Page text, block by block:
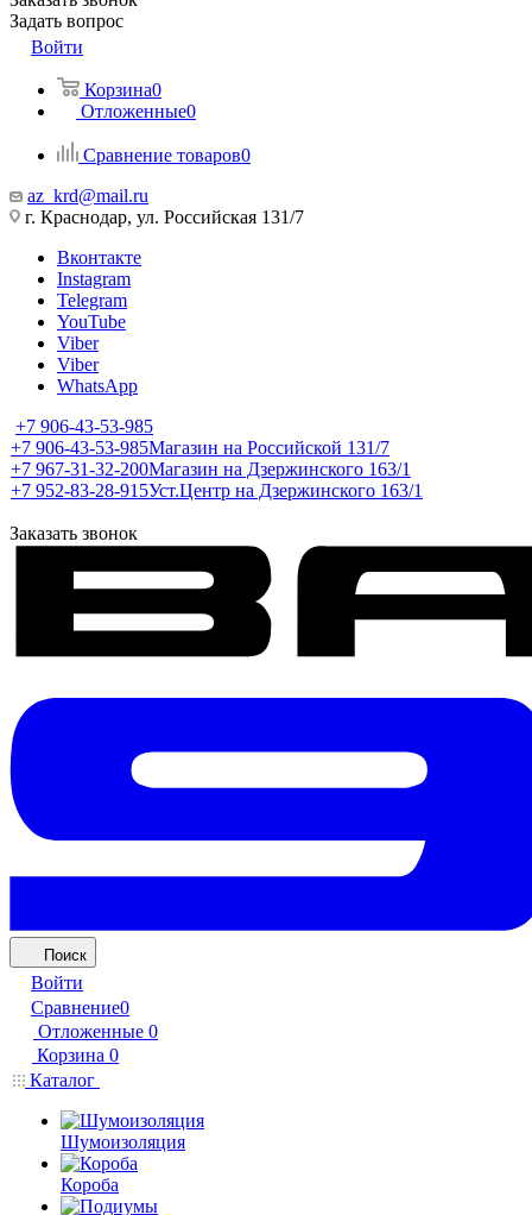
Задать вопрос
Войти
Корзина0
Отложенные0
Сравнение товаров0
az_krd@mail.ru
г. Краснодар, ул. Российская 131/7
Вконтакте
Instagram
Telegram
YouTube
Viber
Viber
WhatsApp
+7 906-43-53-985
+7 906-43-53-985Магазин на Российской 131/7
+7 967-31-32-200Магазин на Дзержинского 163/1
+7 952-83-28-915Уст.Центр на Дзержинского 163/1
Заказать звонок
Поиск
Войти
Сравнение0
Отложенные 0
Корзина 0
Каталог
Шумоизоляция
Короба